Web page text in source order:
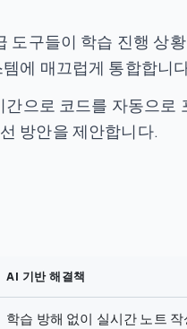
도구들이 학습 진행 상
에 매끄럽게 통합합니
간으로 코드를 자동으로
방안을 제안합니다.
AI 기반 해결책
학습 방해 없이 실시간 노트 작